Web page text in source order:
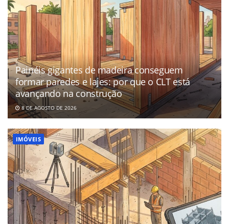
Painéis gigantes de madeira conseguem
formar paredes e lajes: por que o CLT está
avançando na construção
8 DE AGOSTO DE 2026
IMÓVEIS